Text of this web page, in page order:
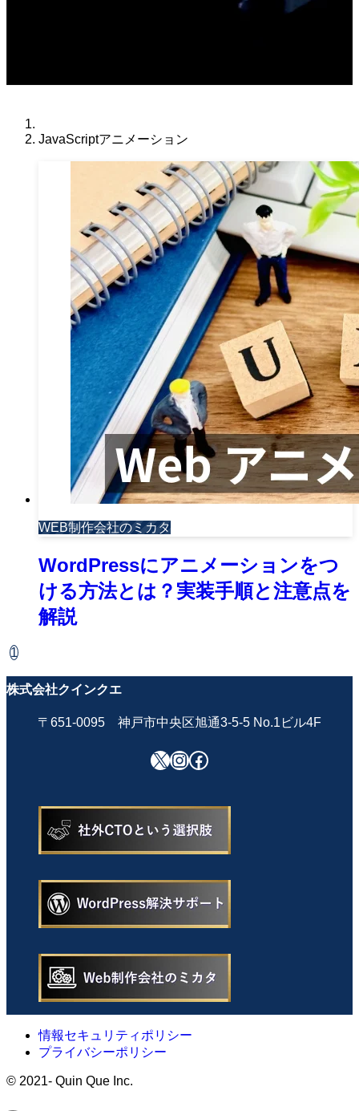
JavaScriptアニメーション
WEB制作会社のミカタ
WordPressにアニメーションをつ
ける方法とは？実装手順と注意点を
解説
1
株式会社クインクエ
〒651-0095 神戸市中央区旭通3-5-5 No.1ビル4F
X Instagram
Facebook
情報セキュリティポリシー
プライバシーポリシー
© 2021- Quin Que Inc.